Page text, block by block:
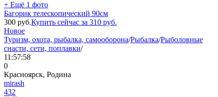
+ Ещё 1 фото
Багорик телескопический 90см
300 руб.Купить сейчас за 310 руб.
Новое
Туризм, охота, рыбалка, самооборона/Рыбалка/Рыболовные
снасти, сети, поплавки/
11:57:58
0
Красноярск, Родина
mirash
432